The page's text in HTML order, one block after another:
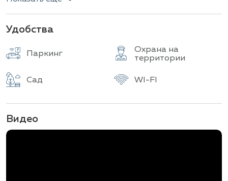
Anchan Indigo предлагает 2 типа вилл:
I включает 3-спальные виллы с общей
площадью 354 кв.м, бассейном размером 9.5
до 566 кв.м.
площадью 548 кв.м, бассейнами размером
11.5 x 4 м и участками от 787 до 956 кв.м.
Каждая частная вилла включает гостиную с
крышей в тайском стиле, столовую, встроенную
полностью функциональную кухню, тропический
Удобства
Паркинг
Охрана на
территории
Сад WI-FI
Видео